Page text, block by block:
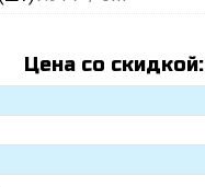
Цена со скидкой: